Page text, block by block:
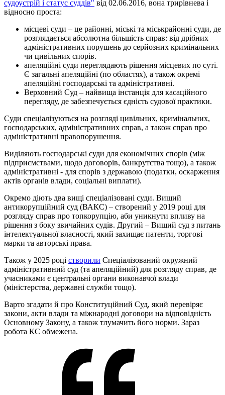
судоустрій і статус суддів" від 02.06.2016, вона трирівнева і
відносно проста:
місцеві суди – це районні, міські та міськрайонні суди, де
розглядається абсолютна більшість справ: від дрібних
адміністративних порушень до серйозних кримінальних
чи цивільних спорів.
апеляційні суди переглядають рішення місцевих по суті.
Є загальні апеляційні (по областях), а також окремі
апеляційні господарські та адміністративні.
Верховний Суд – найвища інстанція для касаційного
перегляду, де забезпечується єдність судової практики.
Суди спеціалізуються на розгляді цивільних, кримінальних,
господарських, адміністративних справ, а також справ про
адміністративні правопорушення.
Виділяють господарські суди для економічних спорів (між
підприємствами, щодо договорів, банкрутства тощо), а також
адміністративні - для спорів з державою (податки, оскарження
актів органів влади, соціальні виплати).
Окремо діють два вищі спеціалізовані суди. Вищий
антикорупційний суд (ВАКС) – створений у 2019 році для
розгляду справ про топкорупцію, аби уникнути впливу на
рішення з боку звичайних судів. Другий – Вищий суд з питань
інтелектуальної власності, який захищає патенти, торгові
марки та авторські права.
Також у 2025 році створили Спеціалізований окружний
адміністративний суд (та апеляційний) для розгляду справ, де
учасниками є центральні органи виконавчої влади
(міністерства, державні служби тощо).
Варто згадати й про Конституційний Суд, який перевіряє
закони, акти влади та міжнародні договори на відповідність
Основному Закону, а також тлумачить його норми. Зараз
робота КС обмежена.